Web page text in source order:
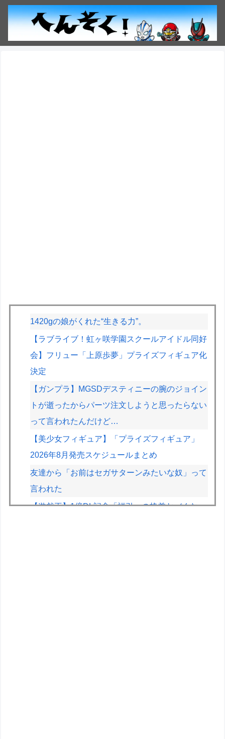
1420gの娘がくれた“生きる力”。
【ラブライブ！虹ヶ咲学園スクールアイドル同好
会】フリュー「上原歩夢」プライズフィギュア化
決定
【ガンプラ】MGSDデスティニーの腕のジョイン
トが逝ったからパーツ注文しようと思ったらない
って言われたんだけど…
【美少女フィギュア】「プライズフィギュア」
2026年8月発売スケジュールまとめ
友達から「お前はセガサターンみたいな奴」って
言われた
【遊戯王】1億DL記念「福引」の格差ヤバくな